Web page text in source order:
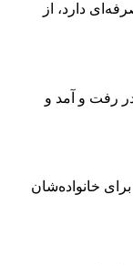
دارد، از
رفت و آمد و
خانواده‌شان